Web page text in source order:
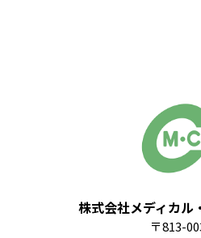
株式会社メディカル
〒813-